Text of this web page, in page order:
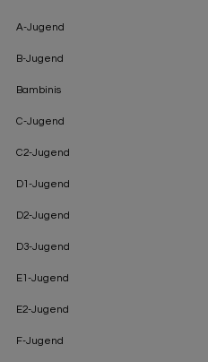
A-Jugend
B-Jugend
Bambinis
C-Jugend
C2-Jugend
D1-Jugend
D2-Jugend
D3-Jugend
E1-Jugend
E2-Jugend
F-Jugend